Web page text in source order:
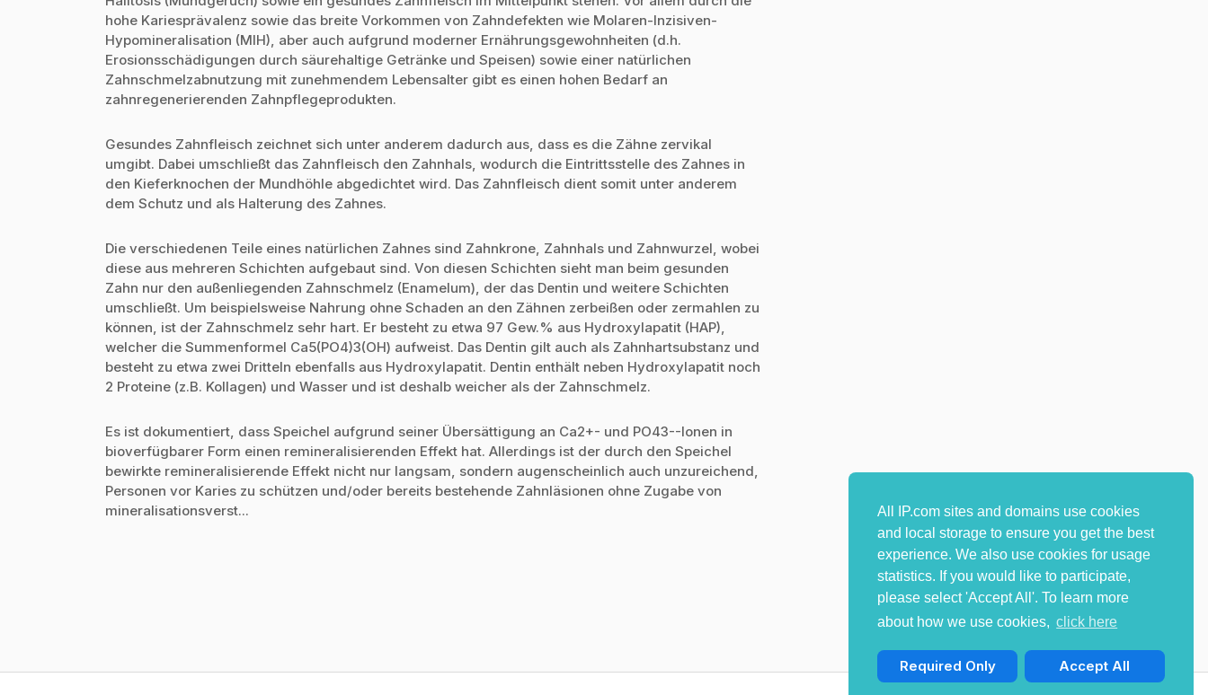
All IP.com sites and domains use cookies
and local storage to ensure you get the best
experience. We also use cookies for usage
statistics. If you would like to participate,
please select 'Accept All'. To learn more
about how we use cookies, click here
Required Only Accept All
hohe Kariesprävalenz sowie das breite Vorkommen von Zahndefekten wie Molaren-Inzisiven-
Hypomineralisation (MIH), aber auch aufgrund moderner Ernährungsgewohnheiten (d.h.
Erosionsschädigungen durch säurehaltige Getränke und Speisen) sowie einer natürlichen
Zahnschmelzabnutzung mit zunehmendem Lebensalter gibt es einen hohen Bedarf an
zahnregenerierenden Zahnpflegeprodukten.
Gesundes Zahnfleisch zeichnet sich unter anderem dadurch aus, dass es die Zähne zervikal
umgibt. Dabei umschließt das Zahnfleisch den Zahnhals, wodurch die Eintrittsstelle des Zahnes in
den Kieferknochen der Mundhöhle abgedichtet wird. Das Zahnfleisch dient somit unter anderem
dem Schutz und als Halterung des Zahnes.
Die verschiedenen Teile eines natürlichen Zahnes sind Zahnkrone, Zahnhals und Zahnwurzel, wobei
diese aus mehreren Schichten aufgebaut sind. Von diesen Schichten sieht man beim gesunden
Zahn nur den außenliegenden Zahnschmelz (Enamelum), der das Dentin und weitere Schichten
umschließt. Um beispielsweise Nahrung ohne Schaden an den Zähnen zerbeißen oder zermahlen zu
können, ist der Zahnschmelz sehr hart. Er besteht zu etwa 97 Gew.% aus Hydroxylapatit (HAP),
welcher die Summenformel Ca5(PO4)3(OH) aufweist. Das Dentin gilt auch als Zahnhartsubstanz und
besteht zu etwa zwei Dritteln ebenfalls aus Hydroxylapatit. Dentin enthält neben Hydroxylapatit noch
2 Proteine (z.B. Kollagen) und Wasser und ist deshalb weicher als der Zahnschmelz.
Es ist dokumentiert, dass Speichel aufgrund seiner Übersättigung an Ca2+- und PO43--Ionen in
bioverfügbarer Form einen remineralisierenden Effekt hat. Allerdings ist der durch den Speichel
bewirkte remineralisierende Effekt nicht nur langsam, sondern augenscheinlich auch unzureichend,
Personen vor Karies zu schützen und/oder bereits bestehende Zahnläsionen ohne Zugabe von
mineralisationsverst...